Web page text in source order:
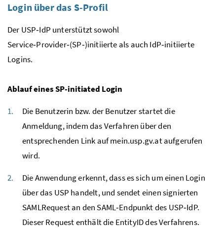
Login über das S-Profil
Der USP‑IdP unterstützt sowohl
Service‑Provider‑(SP‑)initiierte als auch IdP‑initiierte
Logins.
Ablauf eines SP-initiated Login
Die Benutzerin bzw. der Benutzer startet die
Anmeldung, indem das Verfahren über den
entsprechenden Link auf mein.usp.gv.at aufgerufen
wird.
Die Anwendung erkennt, dass es sich um einen Login
über das USP handelt, und sendet einen signierten
SAMLRequest an den SAML‑Endpunkt des USP‑IdP.
Dieser Request enthält die EntityID des Verfahrens.